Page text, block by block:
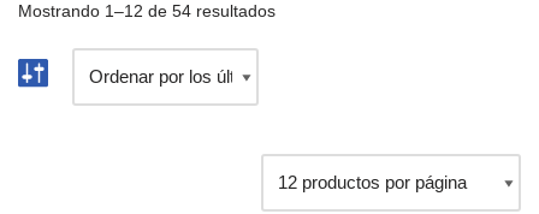
Mostrando 1–12 de 54 resultados